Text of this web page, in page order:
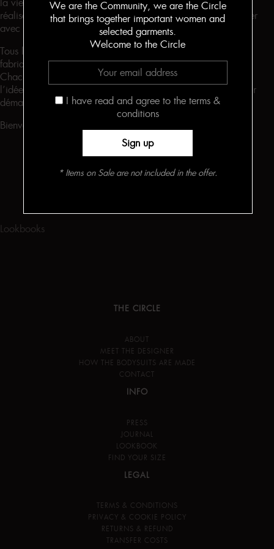
la vie, quels que soient nos rêves; réalisés ou en voie de se
réaliser, nous sommes ici pour appuyer les femmes et célébrer
avec elles. Lisez l’éditorial complet ici.
Tous les bodys sont conçus par Christina Katsaouni et sont
fabriqués à la main par une petite équipe à Athènes, Grèce.
Chacun est nommé et inspiré par les femmes qui soutiennent
l’idée et qui ont donné, chacune à sa manière, l’énergie pour
démarrer le projet.
Bienvenues au Cercle. Découvrez les collections ici
Lookbooks
THE CIRCLE
ABOUT
MEET THE DESIGNER
HOW THE BODYSUITS ARE MADE
CONTACT
INFO
PRESS
JOURNAL
LOOKBOOK
FIND YOUR SIZE
LEGAL
TERMS & CONDITIONS
PRIVACY & COOKIE POLICY
RETURNS & REFUND
TRANSFER COSTS
We are the Community, we are the Circle
that brings together important women and
selected garments.
Welcome to the Circle
I have read and agree to the terms &
conditions
* Items on Sale are not included in the offer.